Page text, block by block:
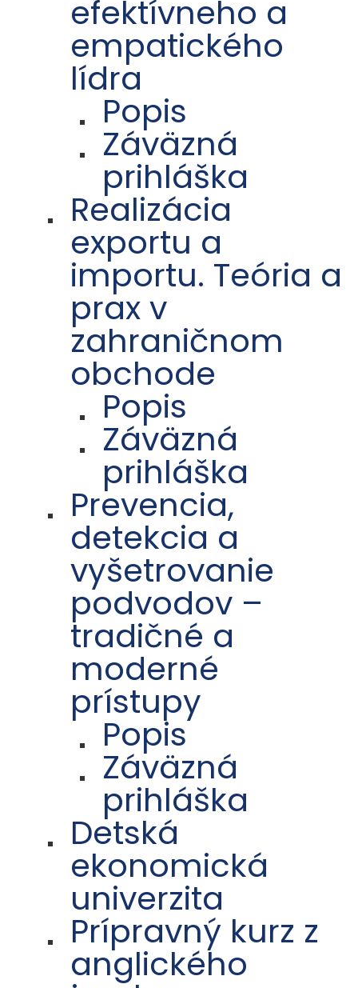
efektívneho a
empatického
lídra
Popis
Záväzná
prihláška
Realizácia
exportu a
importu. Teória a
prax v
zahraničnom
obchode
Popis
Záväzná
prihláška
Prevencia,
detekcia a
vyšetrovanie
podvodov –
tradičné a
moderné
prístupy
Popis
Záväzná
prihláška
Detská
ekonomická
univerzita
Prípravný kurz z
anglického